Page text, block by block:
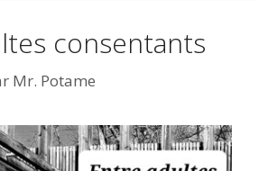
consentants
Mr. Potame